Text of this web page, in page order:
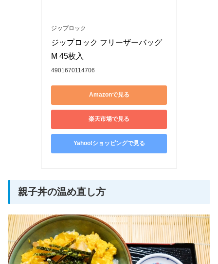
ジップロック
ジップロック フリーザーバッグ
M 45枚入
4901670114706
Amazonで見る
楽天市場で見る
Yahoo!ショッピングで見る
親子丼の温め直し方